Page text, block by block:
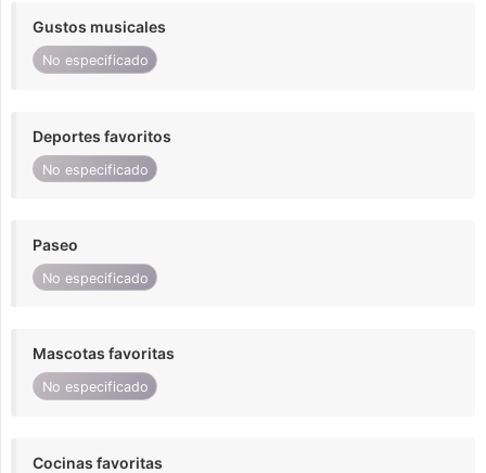
Gustos musicales
No especificado
Deportes favoritos
No especificado
Paseo
No especificado
Mascotas favoritas
No especificado
Cocinas favoritas